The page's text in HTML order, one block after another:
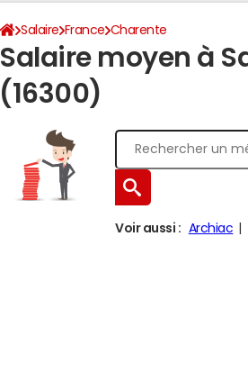
Salaire France Charente
Salaire moyen à
(16300)
Voir aussi : Archiac